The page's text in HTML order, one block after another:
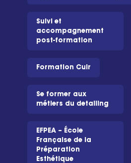
Suivi et
accompagnement
post-formation
Formation Cuir
Se former aux
métiers du detailing
EFPEA – École
Française de la
Préparation
Esthétique